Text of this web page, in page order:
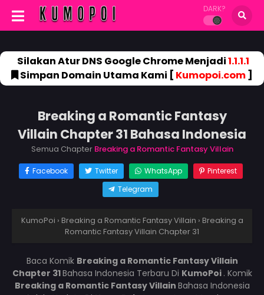
DARK?
Silakan Atur DNS Google Chrome Menjadi1.1.1.1
Simpan Domain Utama Kami [ Kumopoi.com]
Breaking a Romantic Fantasy
Villain Chapter 31 Bahasa Indonesia
Semua Chapter Breaking a Romantic Fantasy Villain
Facebook Twitter WhatsApp
Pinterest
Telegram
KumoPoi › Breaking a Romantic Fantasy Villain › Breaking a
Romantic Fantasy Villain Chapter 31
Baca Komik Breaking a Romantic Fantasy Villain
Chapter 31Bahasa Indonesia Terbaru Di KumoPoi . Komik
Breaking a Romantic Fantasy Villain Bahasa Indonesia